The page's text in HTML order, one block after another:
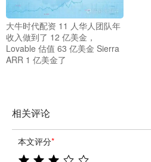
大牛时代配资 11 人华人团队年
收入做到了 12 亿美金，
Lovable 估值 63 亿美金 Sierra
ARR 1 亿美金了
相关评论
本文评分*